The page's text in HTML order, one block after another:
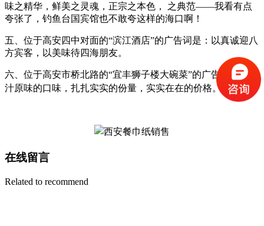
味之精华，鲜美之灵魂，正宗之本色， 之典范——我看有点
夸张了，钓鱼台国宾馆也不敢夸这样的海口啊！
五、位于高安四中对面的“滨江酒店”的广告词是：以真诚迎八
方宾客，以美味待四海朋友。
六、位于高安市桥北路的“宜丰狮子楼大碗菜”的广告词是：原
汁原味的口味，扎扎实实的份量，实实在在的价格。
在线留言
Related to recommend